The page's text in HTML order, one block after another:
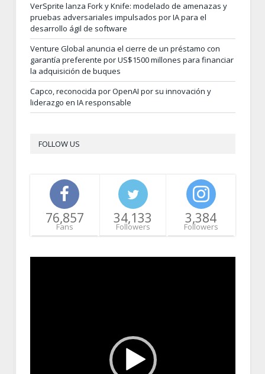
VerSprite lanza Fork y Knife: modelado de amenazas y
pruebas adversariales impulsados por IA para el
desarrollo ágil de software
Venture Global anuncia el cierre de un préstamo con
garantía preferente por US$1500 millones para financiar
la adquisición de buques
Capco, reconocida por OpenAI por su innovación y
liderazgo en IA responsable
FOLLOW US
76,857
Fans
34,133
Followers
3,384
Followers